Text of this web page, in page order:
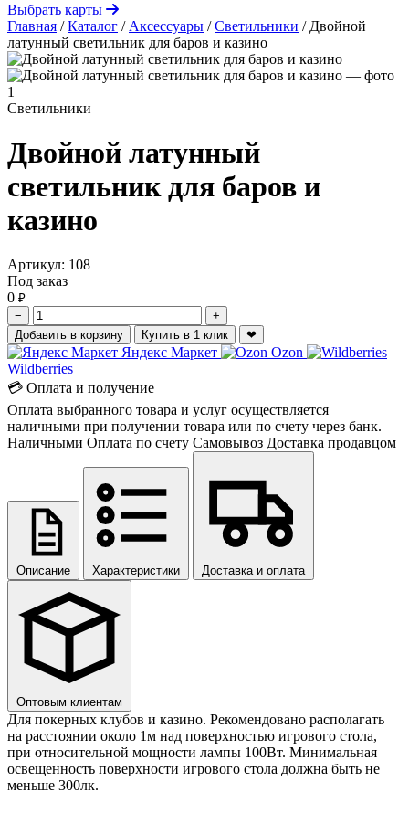
Выбрать карты
Главная / Каталог / Аксессуары / Светильники / Двойной
латунный светильник для баров и казино
Светильники
Двойной латунный
светильник для баров и
казино
Артикул: 108
Под заказ
0 ₽
−
+
Добавить в корзину
Купить в 1 клик ❤
Яндекс Маркет
Ozon
Wildberries
💳 Оплата и получение
Оплата выбранного товара и услуг осуществляется
наличными при получении товара или по счету через банк.
Наличными Оплата по счету Самовывоз Доставка продавцом
Описание Характеристики Доставка и оплата
Оптовым клиентам
Для покерных клубов и казино. Рекомендовано располагать
на расстоянии около 1м над поверхностью игрового стола,
при относительной мощности лампы 100Вт. Минимальная
освещенность поверхности игрового стола должна быть не
меньше 300лк.